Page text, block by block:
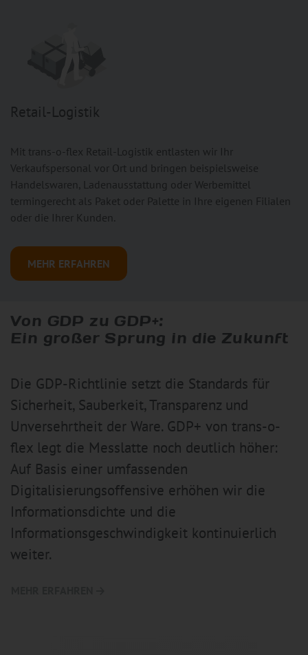
Retail-Logistik
Mit trans-o-flex Retail-Logistik entlasten wir Ihr
Verkaufspersonal vor Ort und bringen beispielsweise
Handelswaren, Ladenausstattung oder Werbemittel
termingerecht als Paket oder Palette in Ihre eigenen Filialen
oder die Ihrer Kunden.
MEHR ERFAHREN
Von GDP zu GDP+:
Ein großer Sprung in die Zukunft
Die GDP-Richtlinie setzt die Standards für
Sicherheit, Sauberkeit, Transparenz und
Unversehrtheit der Ware. GDP+ von trans-o-
flex legt die Messlatte noch deutlich höher:
Auf Basis einer umfassenden
Digitalisierungsoffensive erhöhen wir die
Informationsdichte und die
Informationsgeschwindigkeit kontinuierlich
weiter.